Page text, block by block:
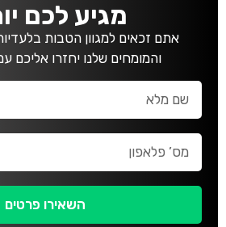
מגיע לכם
אתם זכאים למגוון הטבות
והמומחים שלנו יחזרו אליכם
השאירו פרטים